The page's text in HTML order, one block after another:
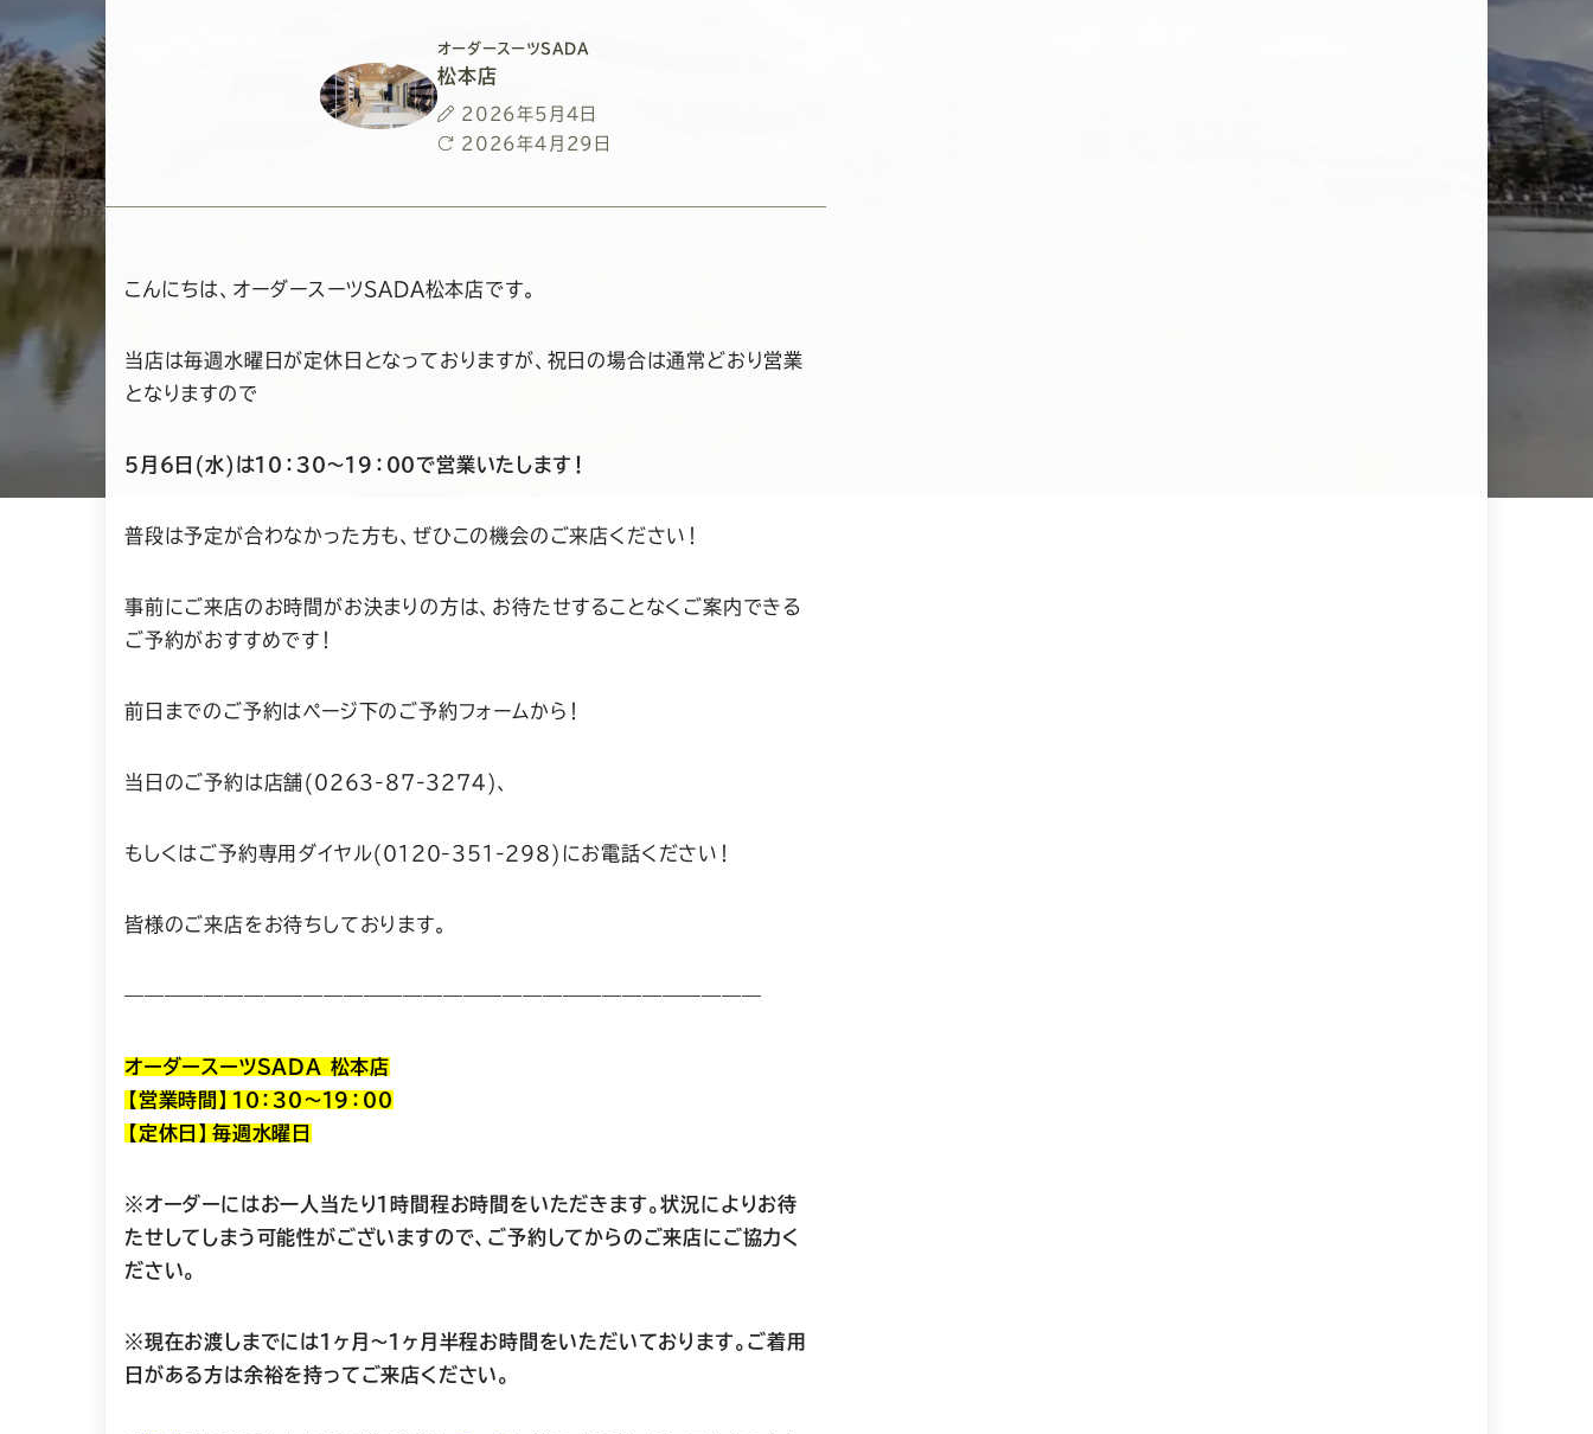
オーダースーツSADA
松本店
投
稿
2026年5月4日
最
更
2026年4月29日
こんにちは、オーダースーツSADA松本店です。
当店は毎週水曜日が定休日となっておりますが、祝日の場合は通常どおり営業
となりますので
５月６日(水)は１０：３０～１９：００で営業いたします！
普段は予定が合わなかった方も、ぜひこの機会のご来店ください！
事前にご来店のお時間がお決まりの方は、お待たせすることなくご案内できる
ご予約がおすすめです！
前日までのご予約はページ下のご予約フォームから！
当日のご予約は店舗(０２６３-８７-３２７４)、
もしくはご予約専用ダイヤル(０１２０-３５１-２９８)にお電話ください！
皆様のご来店をお待ちしております。
————————————————————————————————
オーダースーツSADA 松本店
【営業時間】１０：３０～１９：００
【定休日】毎週水曜日
※オーダーにはお一人当たり１時間程お時間をいただきます。状況によりお待
たせしてしまう可能性がございますので、ご予約してからのご来店にご協力く
ださい。
※現在お渡しまでには１ヶ月〜１ヶ月半程お時間をいただいております。ご着用
日がある方は余裕を持ってご来店ください。